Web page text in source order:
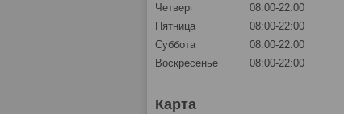
Четверг
08:00-22:00
Пятница
08:00-22:00
Суббота
08:00-22:00
Воскресенье
08:00-22:00
Карта